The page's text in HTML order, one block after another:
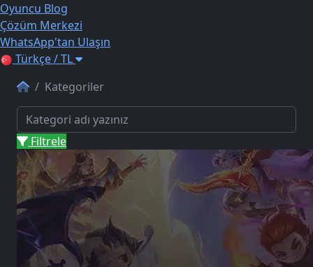
Oyuncu Blog
Çözüm Merkezi
WhatsApp'tan Ulaşın
Türkçe / TL
Kategoriler
Filtrele